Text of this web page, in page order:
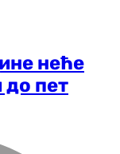
неће
до пет